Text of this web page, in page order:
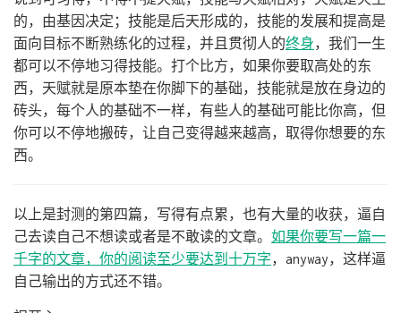
的，由基因决定；技能是后天形成的，技能的发展和提高是
面向目标不断熟练化的过程，并且贯彻人的终身，我们一生
都可以不停地习得技能。打个比方，如果你要取高处的东
西，天赋就是原本垫在你脚下的基础，技能就是放在身边的
砖头，每个人的基础不一样，有些人的基础可能比你高，但
你可以不停地搬砖，让自己变得越来越高，取得你想要的东
西。
以上是封测的第四篇，写得有点累，也有大量的收获，逼自
己去读自己不想读或者是不敢读的文章。 如果你要写一篇一
千字的文章，你的阅读至少要达到十万字，anyway，这样逼
自己输出的方式还不错。